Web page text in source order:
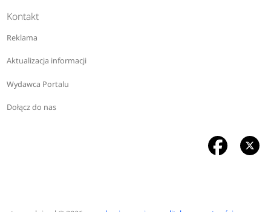
Kontakt
Reklama
Aktualizacja informacji
Wydawca Portalu
Dołącz do nas